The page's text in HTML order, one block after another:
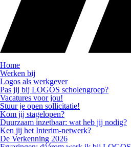
Home
Werken bij
Logos als werkgever
Pas jij bij LOGOS scholengroep?
Vacatures voor jou!
Stuur je open sollicitatie!
Kom jij stagelopen?
Duurzaam inzetbaar: wat heb jij nodig?
Ken jij het Interim-netwerk?
De Verkenning 2026